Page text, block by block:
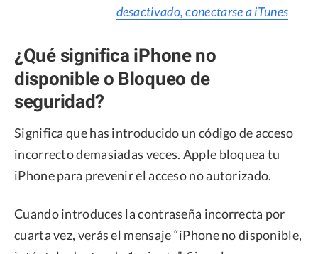
desactivado, conectarse a iTunes
¿Qué significa iPhone no
disponible o Bloqueo de
seguridad?
Significa que has introducido un código de acceso
incorrecto demasiadas veces. Apple bloquea tu
iPhone para prevenir el acceso no autorizado.
Cuando introduces la contraseña incorrecta por
cuarta vez, verás el mensaje “iPhone no disponible,